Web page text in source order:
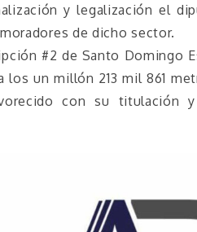
y legalización el
de dicho sector.
#2 de Santo Domingo
los un millón 213 mil 861
con su titulación